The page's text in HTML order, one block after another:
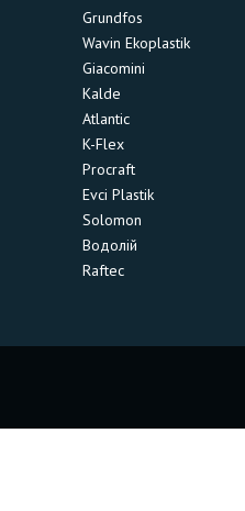
Grundfos
Wavin Ekoplastik
Giacomini
Kalde
Atlantic
K-Flex
Procraft
Evci Plastik
Solomon
Водолій
Raftec